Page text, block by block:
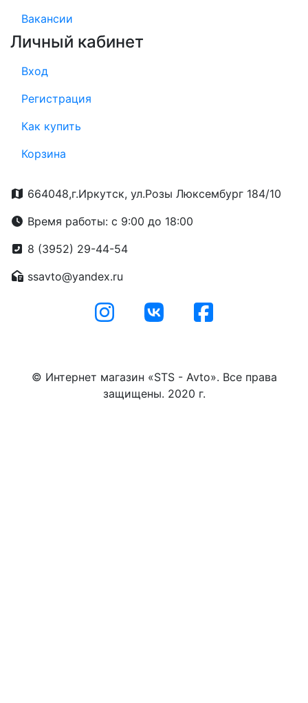
Вакансии
Личный кабинет
Вход
Регистрация
Как купить
Корзина
664048,г.Иркутск, ул.Розы Люксембург 184/10
Время работы: с 9:00 до 18:00
8 (3952) 29-44-54
ssavto@yandex.ru
© Интернет магазин «STS - Avto». Все права
защищены. 2020 г.